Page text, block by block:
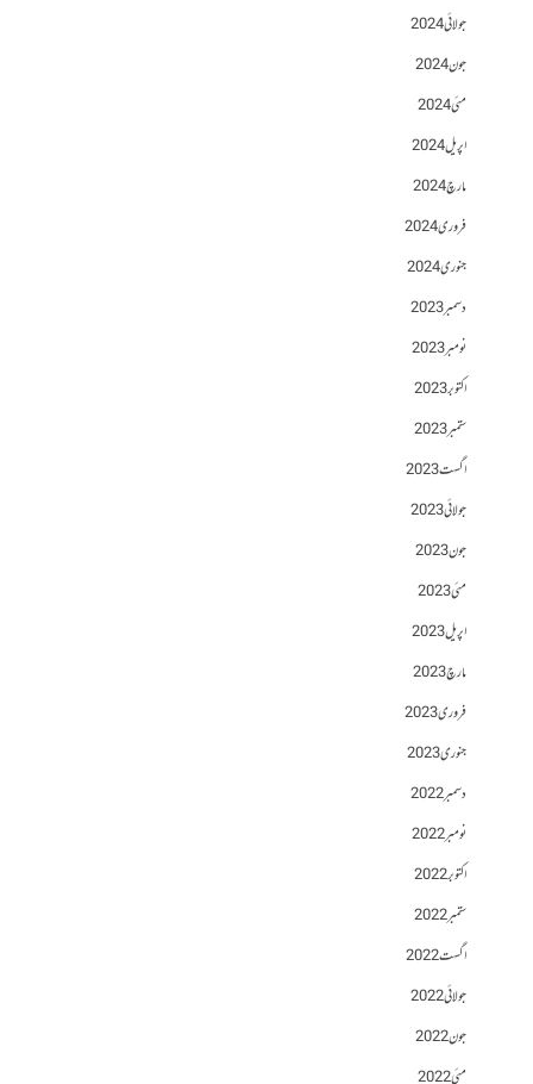
جولائی 2024
جون 2024
مئی 2024
اپریل 2024
مارچ 2024
فروری 2024
جنوری 2024
دسمبر 2023
نومبر 2023
اکتوبر 2023
ستمبر 2023
اگست 2023
جولائی 2023
جون 2023
مئی 2023
اپریل 2023
مارچ 2023
فروری 2023
جنوری 2023
دسمبر 2022
نومبر 2022
اکتوبر 2022
ستمبر 2022
اگست 2022
جولائی 2022
جون 2022